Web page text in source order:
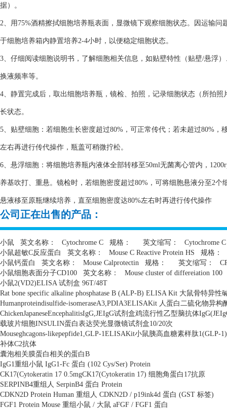
据）。
2、用75%酒精擦拭细胞培养瓶表面，显微镜下观察细胞状态。因运输
于细胞培养箱内静置培养2-4小时，以便稳定细胞状态。
3、仔细阅读细胞说明书，了解细胞相关信息，如贴壁特性（贴壁/悬浮
换液频率等。
4、静置完成后，取出细胞培养瓶，镜检、拍照，记录细胞状态（所拍
长状态。
5、贴壁细胞：若细胞生长密度超过80%，可正常传代；若未超过80%
左右再进行传代操作，瓶盖可稍微拧松。
6、悬浮细胞：将细胞培养瓶内液体全部转移至50ml无菌离心管内，
养基吹打、重悬。镜检时，若细胞密度超过80%，可将细胞悬液分至2
悬液移至原瓶继续培养，直至细胞密度达80%左右时再进行传代操作
公司正在出售的产品：
小鼠 英文名称： Cytochrome C 规格： 英文缩写：
Cytochrome C
小鼠超敏C反应蛋白 英文名称： Mouse C Reactive Protein HS
规格：
小鼠钙蛋白
英文名称： Mouse Calprotectin 规格： 英文缩写：
小鼠细胞表面分子CD100 英文名称：
Mouse cluster of differeiation 100
小鼠2(VD2)ELISA 试剂盒 96T/48T
Rat bone specific alkaline phosphatase B (ALP-B) ELISA Kit 大鼠骨特异性
Humanproteindisulfide-isomeraseA3,PDIA3ELISAKit 人蛋白二硫化物异构
ChickenJapaneseEncephalitisIgG,JEIgG试剂盒鸡流行性乙型脑抗体
载玻片细胞INSULIN蛋白表达荧光显微镜试剂盒10/20次
Mouseghcagons-likepepfide1,GLP-1ELISAKit小鼠胰高血糖素样肽1(GLP-1)
补体C2抗体
囊泡相关膜蛋白相关的蛋白B
IgG1重组小鼠 IgG1-Fc 蛋白 (102 Cys/Ser) Protein
CK17(Cytokeratin 17 0.5mgCK17(Cytokeratin 17) 细胞角蛋白 17抗原
SERPINB4重组人 SerpinB4 蛋白 Protein
CDKN2D Protein Human 重组人 CDKN2D / p19ink4d 蛋白 (GST 标签)
FGF1 Protein Mouse 重组小鼠 / 大鼠 aFGF / FGF1 蛋白